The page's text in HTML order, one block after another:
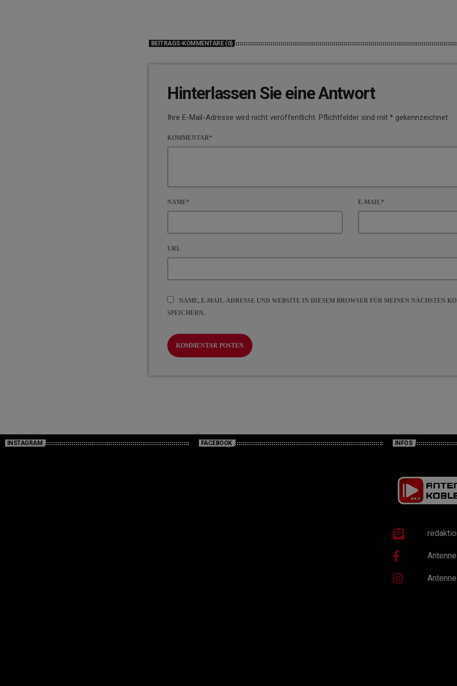
BEITRAGS-KOMMENTARE (0)
Hinterlassen Sie eine Antwort
Ihre E-Mail-Adresse wird nicht veröffentlicht. Pflichtfelder sind mit * gekennzeichnet
KOMMENTAR*
NAME* E-MAIL*
URL
NAME, E-MAIL-ADRESSE UND WEBSITE IN DIESEM BROWSER FÜR MEINEN NÄCHSTEN
SPEICHERN.
INSTAGRAM FACEBOOK INFOS